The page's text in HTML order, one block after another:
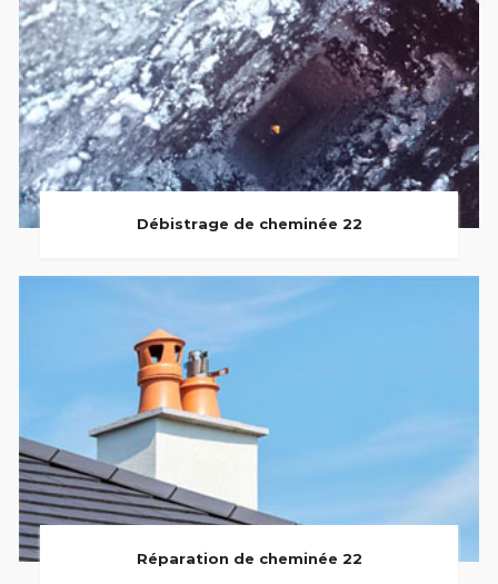
Débistrage de cheminée 22
Réparation de cheminée 22